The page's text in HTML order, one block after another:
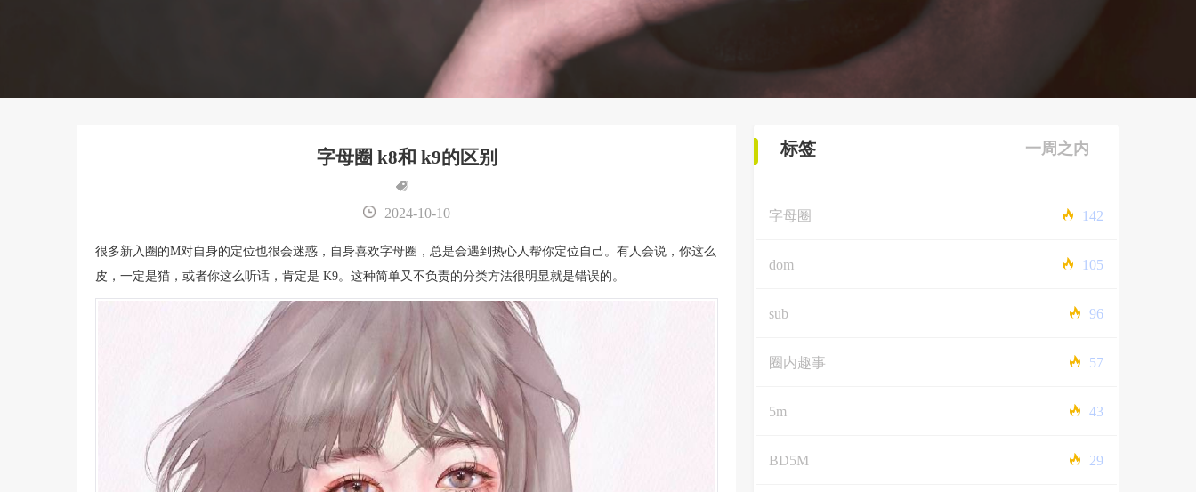
字母圈 k8和 k9的区别
2024-10-10
很多新入圈的M对自身的定位也很会迷惑，自身喜欢字母圈，总是会遇到热心人帮你定位自己。有人会说，你这么
皮，一定是猫，或者你这么听话，肯定是 K9。这种简单又不负责的分类方法很明显就是错误的。
标签 一周之内
字母圈 142
dom 105
sub 96
圈内趣事 57
5m 43
BD5M 29